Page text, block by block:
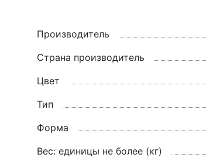
Производитель
Страна производитель
Цвет
Тип
Форма
Вес: единицы не более (кг)